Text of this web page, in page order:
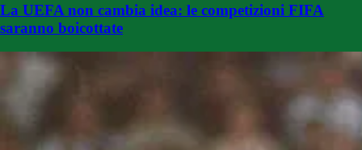
La UEFA non cambia idea: le competizioni FIFA
saranno boicottate